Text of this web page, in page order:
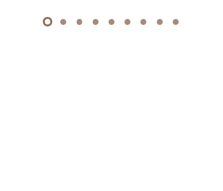
1 2 3 4 5 6 7 8 9